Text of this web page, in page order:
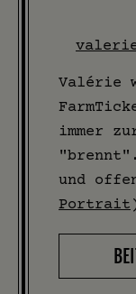
Valérie
immer
und
Portrait